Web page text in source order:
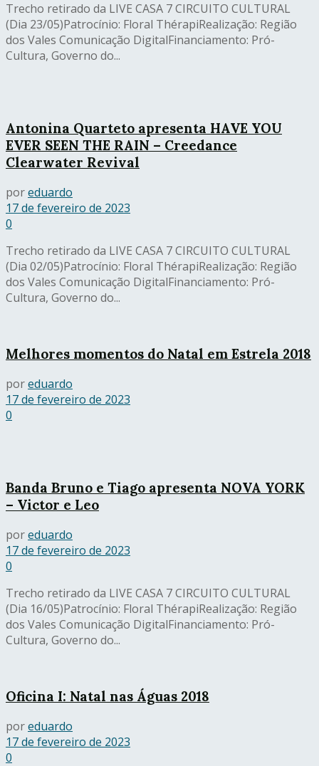
Trecho retirado da LIVE CASA 7 CIRCUITO CULTURAL
(Dia 23/05)Patrocínio: Floral ThérapiRealização: Região
dos Vales Comunicação DigitalFinanciamento: Pró-
Cultura, Governo do...
Antonina Quarteto apresenta HAVE YOU
EVER SEEN THE RAIN – Creedance
Clearwater Revival
poreduardo
17 de fevereiro de 2023
0
Trecho retirado da LIVE CASA 7 CIRCUITO CULTURAL
(Dia 02/05)Patrocínio: Floral ThérapiRealização: Região
dos Vales Comunicação DigitalFinanciamento: Pró-
Cultura, Governo do...
Melhores momentos do Natal em Estrela 2018
poreduardo
17 de fevereiro de 2023
0
Banda Bruno e Tiago apresenta NOVA YORK
– Victor e Leo
poreduardo
17 de fevereiro de 2023
0
Trecho retirado da LIVE CASA 7 CIRCUITO CULTURAL
(Dia 16/05)Patrocínio: Floral ThérapiRealização: Região
dos Vales Comunicação DigitalFinanciamento: Pró-
Cultura, Governo do...
Oficina I: Natal nas Águas 2018
poreduardo
17 de fevereiro de 2023
0